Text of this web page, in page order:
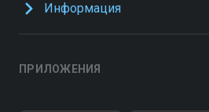
Информация
ПРИЛОЖЕНИЯ